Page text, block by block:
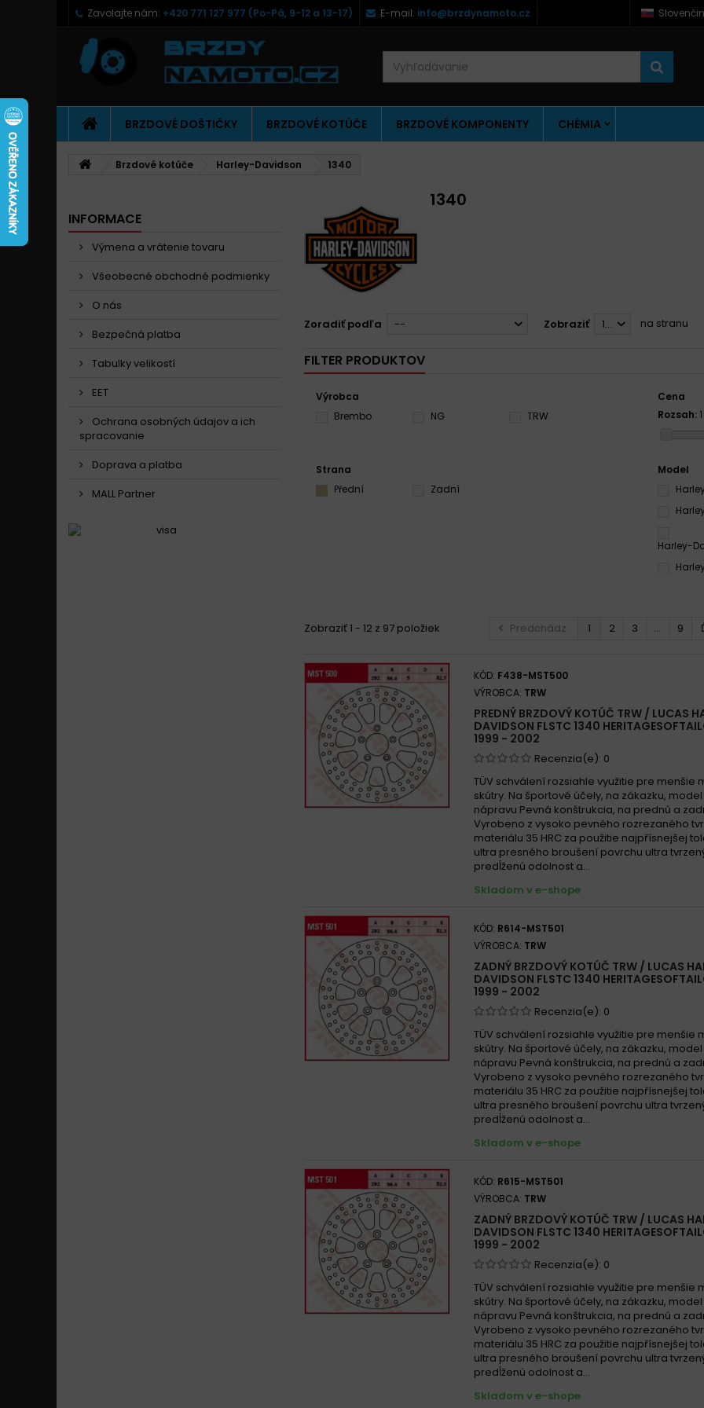
Zavolajte nám: +420 771 127 977 (Po-Pá, 9-12 a 13-17) E-mail: info@brzdynamoto.cz
BRZDOVÉ DOŠTIČKY BRZDOVÉ KOTÚČE BRZDOVÉ KOMPONENTY CHÉMIA
Brzdové kotúče Harley-Davidson 1340
INFORMACE
Výmena a vrátenie tovaru
Všeobecné obchodné podmienky
O nás
Bezpečná platba
Tabulky velikostí
EET
Ochrana osobných údajov a ich
spracovanie
Doprava a platba
MALL Partner
1340
Zoradiť podľa -- Zobraziť 12 na stranu
FILTER PRODUKTOV
Výrobca
Brembo
NG TRW
Cena
Rozsah:
Strana
Přední
Zadní
Model
Harley-
Harley-
Harley-
Harley-
2007
Harley-
- 2007
Harley-
2007
Harley-
2007
HARLEY
HARLEY
2002
Predchádz. 1 2 3 ... 9
Zobraziť 1 - 12 z 97 položiek
KÓD: F438-MST500
VÝROBCA: TRW
PREDNÝ BRZDOVÝ KOTÚČ TRW / LUCAS
DAVIDSON FLSTC 1340
1999 - 2002
Recenzia(e): 0
TÜV schválení rozsiahle využitie pre menšie
skútry. Na športové účely, na zákazku,
nápravu Pevná konštrukcia, na prednú a
Vyrobeno z vysoko pevného rozrezaného
materiálu 35 HRC za použitie najpřísnejšej
ultra presného broušení povrchu ultra
predĺženú odolnost a...
Skladom v e-shope
KÓD: R614-MST501
VÝROBCA: TRW
ZADNÝ BRZDOVÝ KOTÚČ TRW / LUCAS
DAVIDSON FLSTC 1340
1999 - 2002
Recenzia(e): 0
TÜV schválení rozsiahle využitie pre menšie
skútry. Na športové účely, na zákazku,
nápravu Pevná konštrukcia, na prednú a
Vyrobeno z vysoko pevného rozrezaného
materiálu 35 HRC za použitie najpřísnejšej
ultra presného broušení povrchu ultra
predĺženú odolnost a...
Skladom v e-shope
KÓD: R615-MST501
VÝROBCA: TRW
ZADNÝ BRZDOVÝ KOTÚČ TRW / LUCAS
DAVIDSON FLSTC 1340
1999 - 2002
Recenzia(e): 0
TÜV schválení rozsiahle využitie pre menšie
skútry. Na športové účely, na zákazku,
nápravu Pevná konštrukcia, na prednú a
Vyrobeno z vysoko pevného rozrezaného
materiálu 35 HRC za použitie najpřísnejšej
ultra presného broušení povrchu ultra
predĺženú odolnost a...
Skladom v e-shope